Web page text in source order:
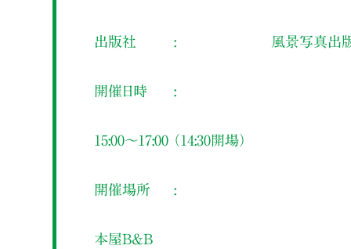
出版社 風景写真出
開催日時
15:00～17:00 （14:30開場）
開催場所
本屋B&B